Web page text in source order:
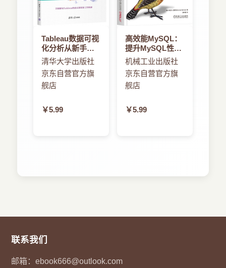
4.3.4 关闭和打开键盘的通知
4.3.5 键盘的种类
4.4.1 开关控件
4.4.2 滑块控件
4.4.3 分段控件
4.5 网页控件WebView
4.5.1 WebView介绍
4.6 屏幕滚动控件ScrollView
4.8 警告框和操作表
4.9.1 工具栏
4.10 屏幕布局
4.10.2 绝对布局和相对布局
第9章介绍了本地化概念、内容和目录结构，
接下来详细阐述了文本信息、nib及故事板、资源文
件的本地化。
第10章讨论了iOS本地数据持久化的问题。首
先分析了数据存取的几种方式以及每种数据存取方
式适合什么样的场景，然后分别举例介绍了每种存
取方式的实现。
第11章首先介绍了访问通讯录所需要的框架，
的信息，具体包括联系人记录、单值多值属性、图
第二部分为网络篇，共两章，介绍了iOS网络
第13章讨论了iOS中的定位服务技术，包括地
理信息编码和反编码查询。之后介绍了iOS 6苹果地
Tableau数据可视
化分析从新手到
高手
清华大学出版社
京东自营官方旗
舰店
￥5.99
高效能MySQL：
提升MySQL性能
的技术与技巧
机械工业出版社
京东自营官方旗
舰店
￥5.99
联系我们
邮箱：ebook666@outlook.com